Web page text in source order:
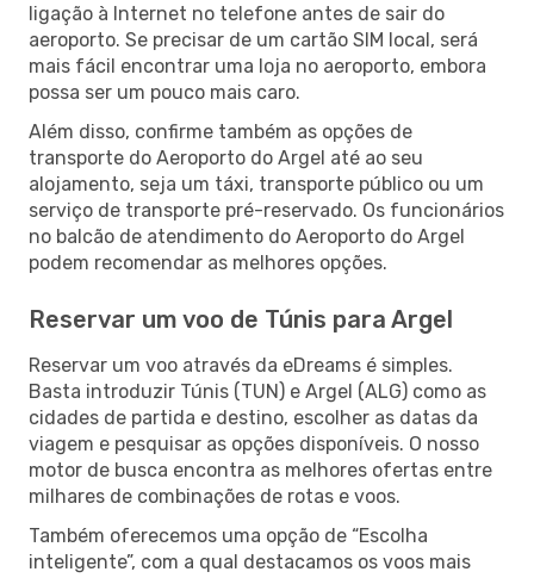
ligação à Internet no telefone antes de sair do
aeroporto. Se precisar de um cartão SIM local, será
mais fácil encontrar uma loja no aeroporto, embora
possa ser um pouco mais caro.
Além disso, confirme também as opções de
transporte do Aeroporto do Argel até ao seu
alojamento, seja um táxi, transporte público ou um
serviço de transporte pré-reservado. Os funcionários
no balcão de atendimento do Aeroporto do Argel
podem recomendar as melhores opções.
Reservar um voo de Túnis para Argel
Reservar um voo através da eDreams é simples.
Basta introduzir Túnis (TUN) e Argel (ALG) como as
cidades de partida e destino, escolher as datas da
viagem e pesquisar as opções disponíveis. O nosso
motor de busca encontra as melhores ofertas entre
milhares de combinações de rotas e voos.
Também oferecemos uma opção de “Escolha
inteligente”, com a qual destacamos os voos mais